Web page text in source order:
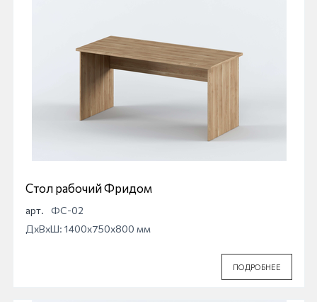
Стол рабочий Фридом
арт.
ФС-02
ДхВхШ: 1400x750x800 мм
ПОДРОБНЕЕ